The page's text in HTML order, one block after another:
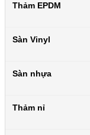
Thảm EPDM
Sàn Vinyl
Sàn nhựa
Thảm nỉ